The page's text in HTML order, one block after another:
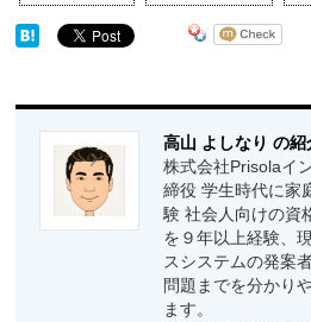
高山 よしなり の紹
株式会社Prisolaイ
締役 学生時代に家
験 社会人向けの資
を９年以上経験、
スシステムの発案
問題までを分かり
ます。